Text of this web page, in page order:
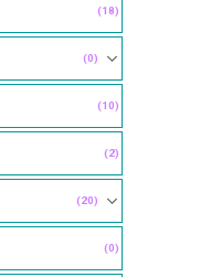
(18)
(0)
(10)
(2)
(20)
(0)